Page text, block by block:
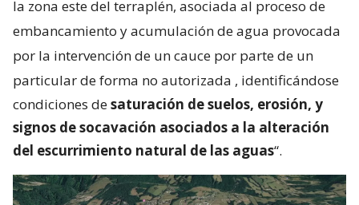
la zona este del terraplén, asociada al proceso de
embancamiento y acumulación de agua provocada
por la intervención de un cauce por parte de un
particular de forma no autorizada , identificándose
condiciones desaturación de suelos, erosión, y
signos de socavación asociados a la alteración
del escurrimiento natural de las aguas“.